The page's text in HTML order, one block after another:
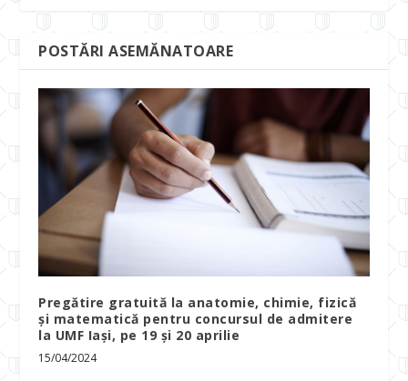
POSTĂRI ASEMĂNATOARE
Pregătire gratuită la anatomie, chimie, fizică
și matematică pentru concursul de admitere
la UMF Iași, pe 19 și 20 aprilie
15/04/2024